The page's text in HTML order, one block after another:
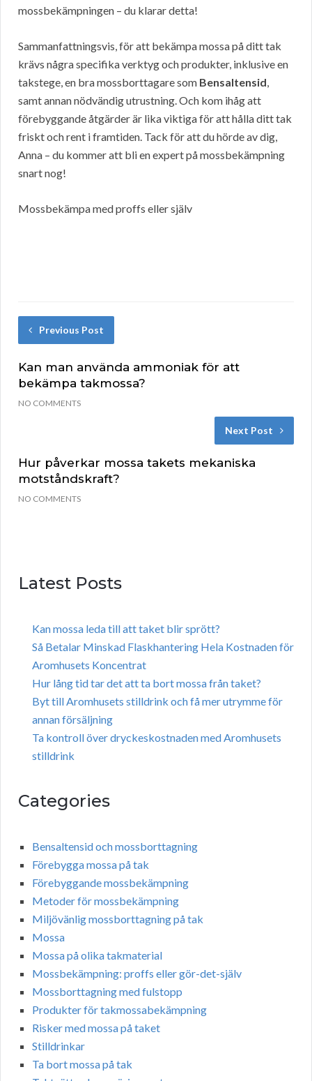
mossbekämpningen – du klarar detta!
Sammanfattningsvis, för att bekämpa mossa på ditt tak
krävs några specifika verktyg och produkter, inklusive en
takstege, en bra mossborttagare som Bensaltensid,
samt annan nödvändig utrustning. Och kom ihåg att
förebyggande åtgärder är lika viktiga för att hålla ditt tak
friskt och rent i framtiden. Tack för att du hörde av dig,
Anna – du kommer att bli en expert på mossbekämpning
snart nog!
Mossbekämpa med proffs eller själv
Previous Post
Kan man använda ammoniak för att
bekämpa takmossa?
NO COMMENTS
Next Post
Hur påverkar mossa takets mekaniska
motståndskraft?
NO COMMENTS
Latest Posts
Kan mossa leda till att taket blir sprött?
Så Betalar Minskad Flaskhantering Hela Kostnaden för
Aromhusets Koncentrat
Hur lång tid tar det att ta bort mossa från taket?
Byt till Aromhusets stilldrink och få mer utrymme för
annan försäljning
Ta kontroll över dryckeskostnaden med Aromhusets
stilldrink
Categories
Bensaltensid och mossborttagning
Förebygga mossa på tak
Förebyggande mossbekämpning
Metoder för mossbekämpning
Miljövänlig mossborttagning på tak
Mossa
Mossa på olika takmaterial
Mossbekämpning: proffs eller gör-det-själv
Mossborttagning med fulstopp
Produkter för takmossabekämpning
Risker med mossa på taket
Stilldrinkar
Ta bort mossa på tak